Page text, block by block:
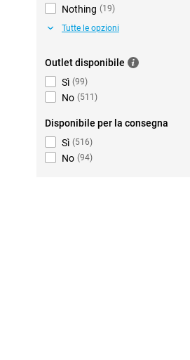
Nothing (19)
Tutte le opzioni
Outlet disponibile
Sì (99)
No (511 )
Disponibile per la consegna
Sì (516)
No (94)